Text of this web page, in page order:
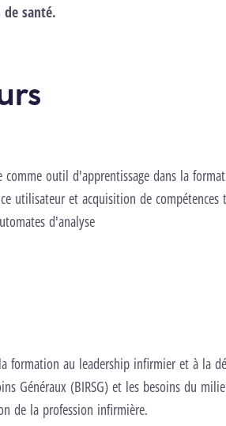
de santé.
comme outil d'apprentissage dans la
utilisateur et acquisition de compétences
d'analyse
formation au leadership infirmier et à la
Généraux (BIRSG) et les besoins du
de la profession infirmière.